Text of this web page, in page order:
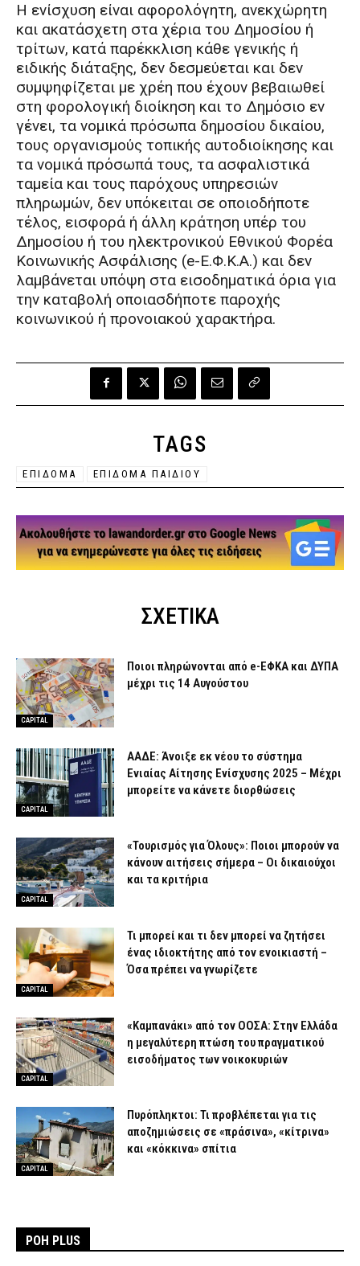
Η ενίσχυση είναι αφορολόγητη, ανεκχώρητη
και ακατάσχετη στα χέρια του Δημοσίου ή
τρίτων, κατά παρέκκλιση κάθε γενικής ή
ειδικής διάταξης, δεν δεσμεύεται και δεν
συμψηφίζεται με χρέη που έχουν βεβαιωθεί
στη φορολογική διοίκηση και το Δημόσιο εν
γένει, τα νομικά πρόσωπα δημοσίου δικαίου,
τους οργανισμούς τοπικής αυτοδιοίκησης και
τα νομικά πρόσωπά τους, τα ασφαλιστικά
ταμεία και τους παρόχους υπηρεσιών
πληρωμών, δεν υπόκειται σε οποιοδήποτε
τέλος, εισφορά ή άλλη κράτηση υπέρ του
Δημοσίου ή του ηλεκτρονικού Εθνικού Φορέα
Κοινωνικής Ασφάλισης (e-Ε.Φ.Κ.Α.) και δεν
λαμβάνεται υπόψη στα εισοδηματικά όρια για
την καταβολή οποιασδήποτε παροχής
κοινωνικού ή προνοιακού χαρακτήρα.
TAGS
ΕΠΙΔΟΜΑ ΕΠΙΔΟΜΑ ΠΑΙΔΙΟΥ
ΣΧΕΤΙΚΑ
CAPITAL
Ποιοι πληρώνονται από e-ΕΦΚΑ και ΔΥΠΑ
μέχρι τις 14 Αυγούστου
CAPITAL
ΑΑΔΕ: Άνοιξε εκ νέου το σύστημα
Ενιαίας Αίτησης Ενίσχυσης 2025 – Μέχρι
μπορείτε να κάνετε διορθώσεις
CAPITAL
«Τουρισμός για Όλους»: Ποιοι μπορούν να
κάνουν αιτήσεις σήμερα – Οι δικαιούχοι
και τα κριτήρια
CAPITAL
Τι μπορεί και τι δεν μπορεί να ζητήσει
ένας ιδιοκτήτης από τον ενοικιαστή –
Όσα πρέπει να γνωρίζετε
CAPITAL
«Καμπανάκι» από τον ΟΟΣΑ: Στην Ελλάδα
η μεγαλύτερη πτώση του πραγματικού
εισοδήματος των νοικοκυριών
CAPITAL
Πυρόπληκτοι: Τι προβλέπεται για τις
αποζημιώσεις σε «πράσινα», «κίτρινα»
και «κόκκινα» σπίτια
ΡΟΗ PLUS